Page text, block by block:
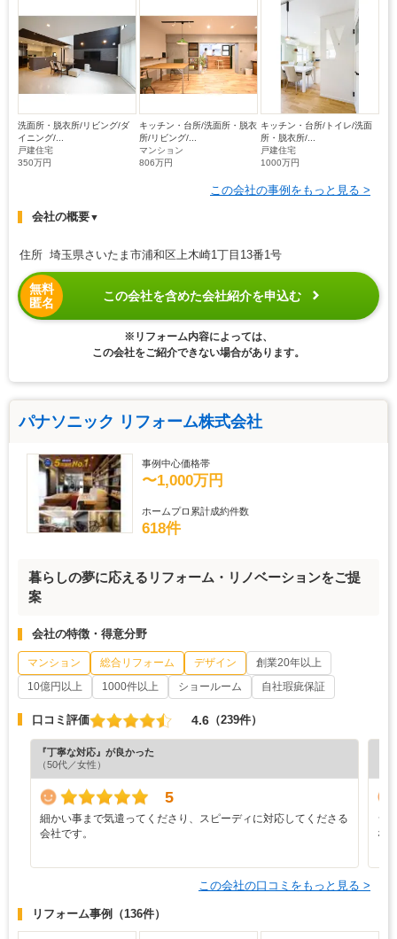
洗面所・脱衣所/リビング/ダ
イニング/...
戸建住宅
350万円
キッチン・台所/洗面所・脱衣
所/リビング/...
マンション
806万円
キッチン・台所/トイレ/洗面
所・脱衣所/...
戸建住宅
1000万円
この会社の事例をもっと見る >
会社の概要▼
住所 埼玉県さいたま市浦和区上木崎1丁目13番1号
無料
匿名
この会社を含めた会社紹介を申込む
※リフォーム内容によっては、
この会社をご紹介できない場合があります。
パナソニック リフォーム株式会社
事例中心価格帯
〜1,000万円
ホームプロ累計成約件数
618件
暮らしの夢に応えるリフォーム・リノベーションをご提
案
会社の特徴・得意分野
マンション 総合リフォーム デザイン
創業20年以上
10億円以上
1000件以上 ショールーム 自社瑕疵保証
口コミ評価 4.6 （239件）
『丁寧な対応』が良かった
（50代／女性）
5
細かい事まで気遣ってくださり、スピーディに対応してくださる
会社です。
シ
な
この会社の口コミをもっと見る >
リフォーム事例 （136件）